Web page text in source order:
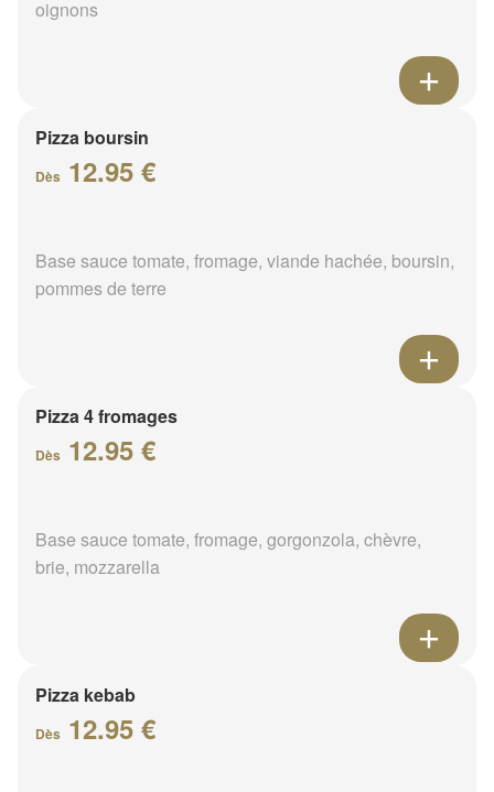
oignons
Pizza boursin
Dès 12.95 €
Base sauce tomate, fromage, viande hachée, boursin,
pommes de terre
Pizza 4 fromages
Dès 12.95 €
Base sauce tomate, fromage, gorgonzola, chèvre,
brie, mozzarella
Pizza kebab
Dès 12.95 €